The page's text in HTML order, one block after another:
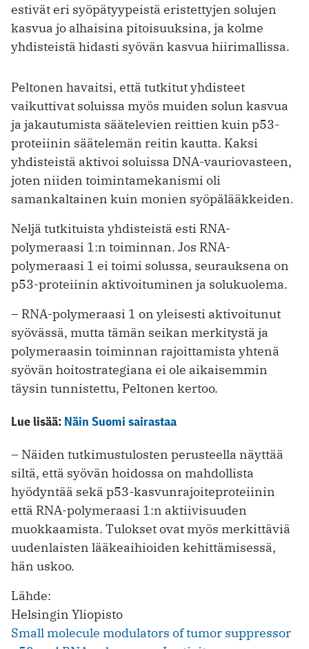
estivät eri syöpätyypeistä eristettyjen solujen
kasvua jo alhaisina pitoisuuksina, ja kolme
yhdisteistä hidasti syövän kasvua hiirimallissa.
Peltonen havaitsi, että tutkitut yhdisteet
vaikuttivat soluissa myös muiden solun kasvua
ja jakautumista säätelevien reittien kuin p53-
proteiinin säätelemän reitin kautta. Kaksi
yhdisteistä aktivoi soluissa DNA-vauriovasteen,
joten niiden toimintamekanismi oli
samankaltainen kuin monien syöpälääkkeiden.
Neljä tutkituista yhdisteistä esti RNA-
polymeraasi 1:n toiminnan. Jos RNA-
polymeraasi 1 ei toimi solussa, seurauksena on
p53-proteiinin aktivoituminen ja solukuolema.
– RNA-polymeraasi 1 on yleisesti aktivoitunut
syövässä, mutta tämän seikan merkitystä ja
polymeraasin toiminnan rajoittamista yhtenä
syövän hoitostrategiana ei ole aikaisemmin
täysin tunnistettu, Peltonen kertoo.
Lue lisää: Näin Suomi sairastaa
– Näiden tutkimustulosten perusteella näyttää
siltä, että syövän hoidossa on mahdollista
hyödyntää sekä p53-kasvunrajoiteproteiinin
että RNA-polymeraasi 1:n aktiivisuuden
muokkaamista. Tulokset ovat myös merkittäviä
uudenlaisten lääkeaihioiden kehittämisessä,
hän uskoo.
Lähde:
Helsingin Yliopisto
Small molecule modulators of tumor suppressor